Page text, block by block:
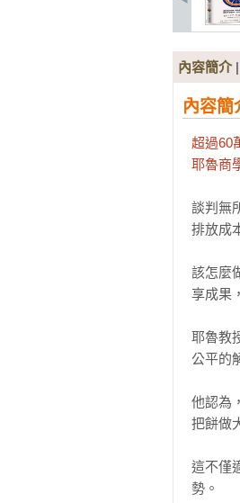
內容簡介|
內容簡
超過60
耶魯商
談判無
排放成
該怎麼
享成果
耶魯教
公平的
他認為
把餅做
這不僅
勢。